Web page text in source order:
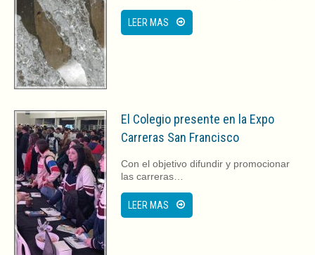
LEER MAS
El Colegio presente en la Expo
Carreras San Francisco
Con el objetivo difundir y promocionar
las carreras…
LEER MAS